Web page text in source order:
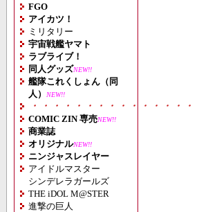
FGO
アイカツ！
ミリタリー
宇宙戦艦ヤマト
ラブライブ！
同人グッズNEW!!
艦隊これくしょん（同
人）
NEW!!
・・・・・・・・・・・・・・・
COMIC ZIN 専売NEW!!
商業誌
オリジナルNEW!!
ニンジャスレイヤー
アイドルマスター
シンデレラガールズ
THE iDOL M@STER
進撃の巨人